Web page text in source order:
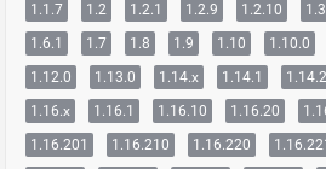
1.1.7
1.2 1.2.1 1.2.9 1.2.10 1.3
1.6.1
1.7 1.8 1.9 1.10 1.10.0
1.12.0
1.13.0 1.14.x 1.14.1
1.16.x
1.16.1 1.16.10 1.16.20
1.16.201
1.16.210 1.16.220 1.16.221